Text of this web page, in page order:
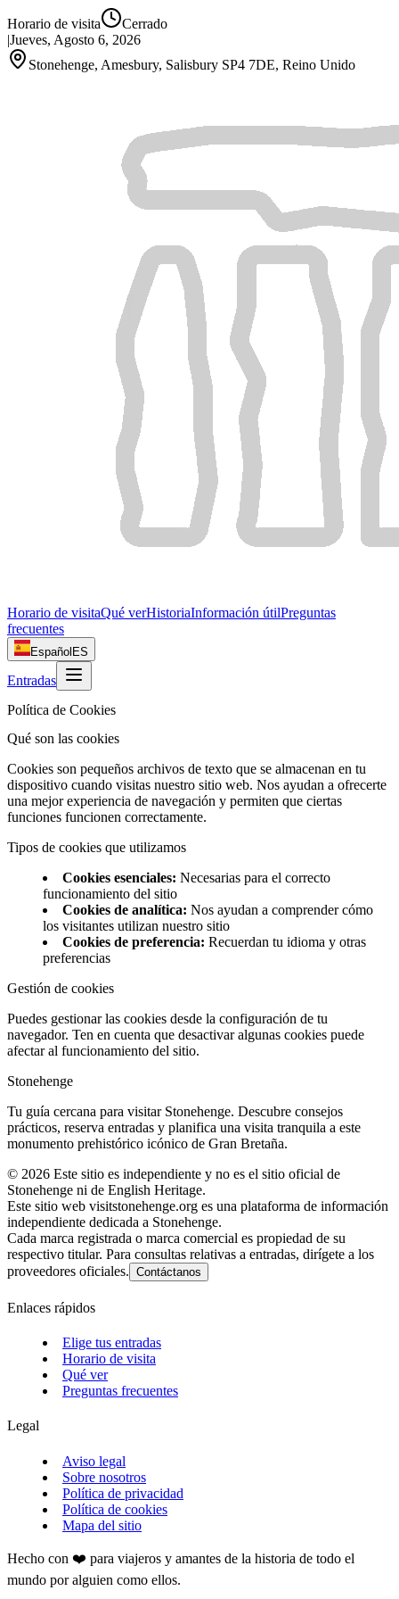
Horario de visita
Cerrado
|Jueves, Agosto 6, 2026
Stonehenge, Amesbury, Salisbury SP4 7DE, Reino Unido
Horario de visitaQué verHistoriaInformación útilPreguntas
frecuentes
Español ES
Entradas
Política de Cookies
Qué son las cookies
Cookies son pequeños archivos de texto que se almacenan en tu
dispositivo cuando visitas nuestro sitio web. Nos ayudan a ofrecerte
una mejor experiencia de navegación y permiten que ciertas
funciones funcionen correctamente.
Tipos de cookies que utilizamos
Cookies esenciales: Necesarias para el correcto
funcionamiento del sitio
Cookies de analítica: Nos ayudan a comprender cómo
los visitantes utilizan nuestro sitio
Cookies de preferencia: Recuerdan tu idioma y otras
preferencias
Gestión de cookies
Puedes gestionar las cookies desde la configuración de tu
navegador. Ten en cuenta que desactivar algunas cookies puede
afectar al funcionamiento del sitio.
Stonehenge
Tu guía cercana para visitar Stonehenge. Descubre consejos
prácticos, reserva entradas y planifica una visita tranquila a este
monumento prehistórico icónico de Gran Bretaña.
© 2026 Este sitio es independiente y no es el sitio oficial de
Stonehenge ni de English Heritage.
Este sitio web visitstonehenge.org es una plataforma de información
independiente dedicada a Stonehenge.
Cada marca registrada o marca comercial es propiedad de su
respectivo titular. Para consultas relativas a entradas, dirígete a los
proveedores oficiales. Contáctanos
Enlaces rápidos
Elige tus entradas
Horario de visita
Qué ver
Preguntas frecuentes
Legal
Aviso legal
Sobre nosotros
Política de privacidad
Política de cookies
Mapa del sitio
Hecho con ❤️ para viajeros y amantes de la historia de todo el
mundo por alguien como ellos.